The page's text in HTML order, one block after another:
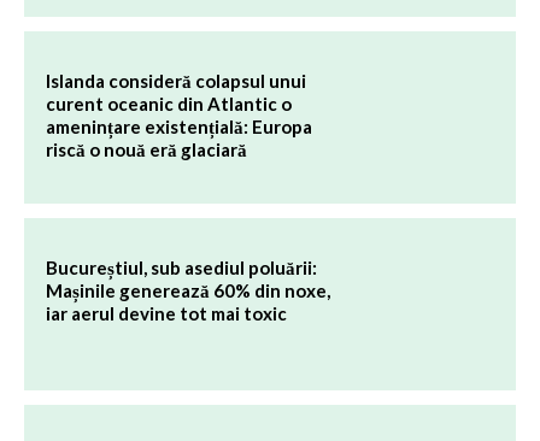
Islanda consideră colapsul unui
curent oceanic din Atlantic o
amenințare existențială: Europa
riscă o nouă eră glaciară
Bucureștiul, sub asediul poluării:
Mașinile generează 60% din noxe,
iar aerul devine tot mai toxic